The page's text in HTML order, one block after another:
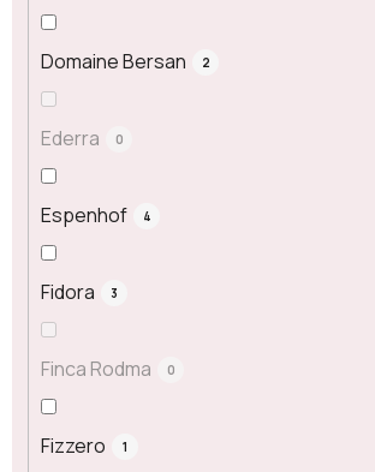
Domaine Bersan 2
Ederra 0
Espenhof 4
Fidora 3
Finca Rodma 0
Fizzero 1